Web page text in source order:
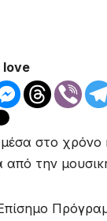
love
μέσα στο χρόνο
από την